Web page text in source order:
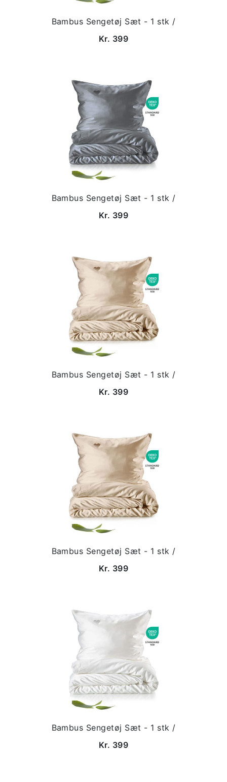
Bambus Sengetøj Sæt - 1 stk /
Kr. 399
Bambus Sengetøj Sæt - 1 stk /
Kr. 399
Bambus Sengetøj Sæt - 1 stk /
Kr. 399
Bambus Sengetøj Sæt - 1 stk /
Kr. 399
Bambus Sengetøj Sæt - 1 stk /
Kr. 399